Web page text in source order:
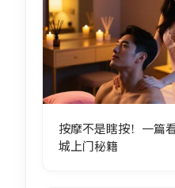
按摩不是瞎按！一篇
城上门秘籍